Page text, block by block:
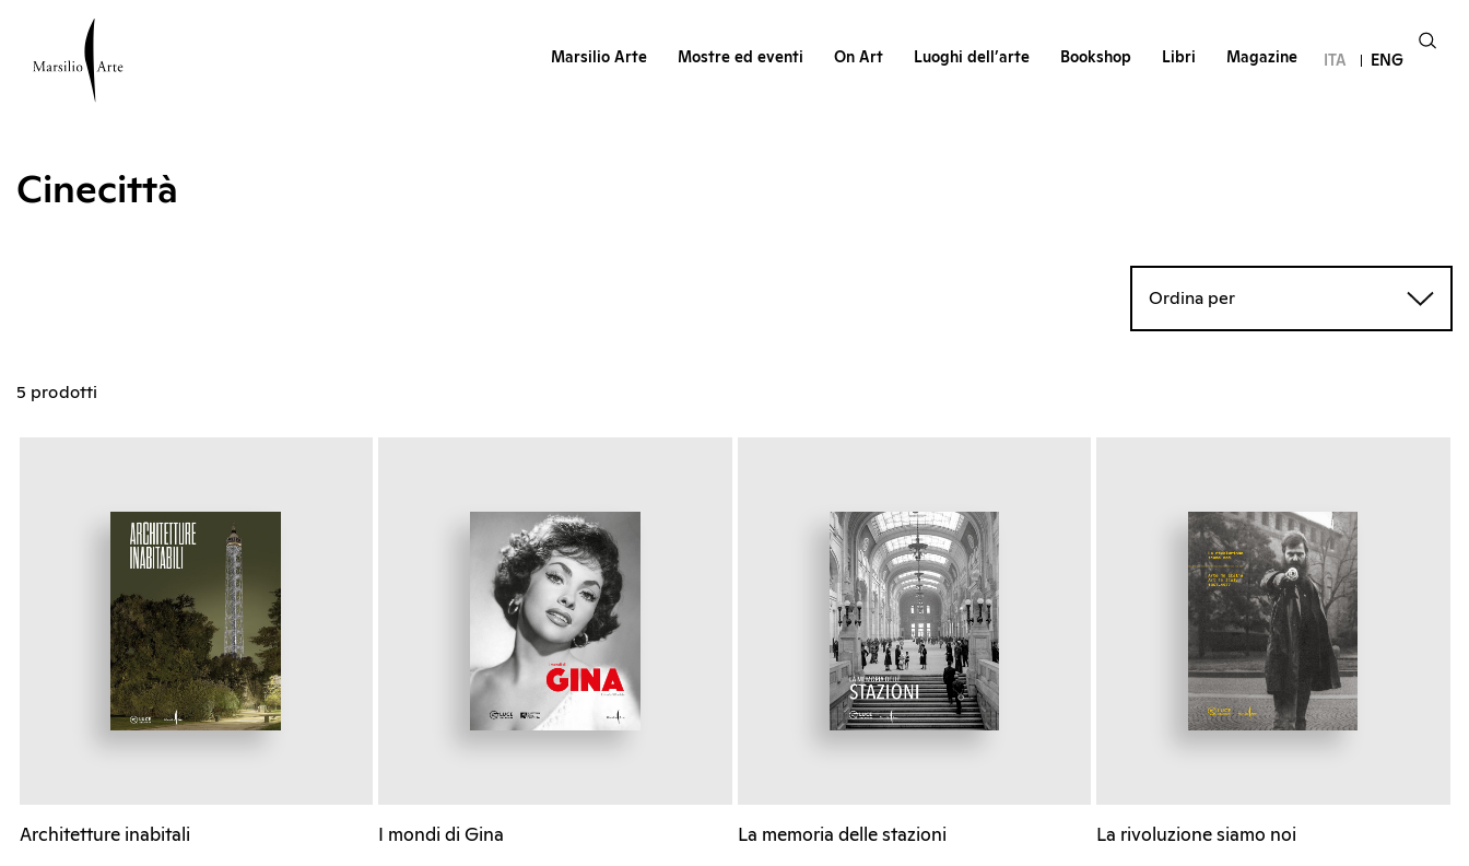
Marsilio Arte Mostre ed eventi On Art Luoghi dell’arte Bookshop Libri Magazine ITA ENG
Cinecittà
Ordina per
5 prodotti
Architetture inabitali I mondi di Gina La memoria delle stazioni La rivoluzione siamo noi